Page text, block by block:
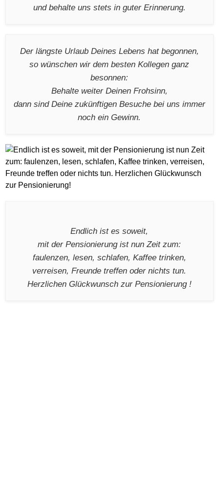
und behalte uns stets in guter Erinnerung.
Der längste Urlaub Deines Lebens hat begonnen,
so wünschen wir dem besten Kollegen ganz
besonnen:
Behalte weiter Deinen Frohsinn,
dann sind Deine zukünftigen Besuche bei uns immer
noch ein Gewinn.
Endlich ist es soweit,
mit der Pensionierung ist nun Zeit zum:
faulenzen, lesen, schlafen, Kaffee trinken,
verreisen, Freunde treffen oder nichts tun.
Herzlichen Glückwunsch zur Pensionierung !